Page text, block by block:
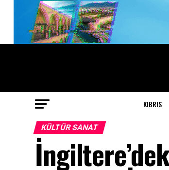
KIBRIS
KÜLTÜR SANAT